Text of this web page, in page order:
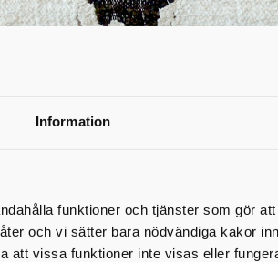
Information
funktioner och tjänster som gör
och vi sätter bara nödvändiga kakor
att vissa funktioner inte visas eller